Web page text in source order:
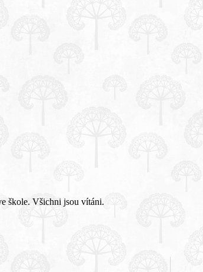
škole. Všichni jsou vítáni.